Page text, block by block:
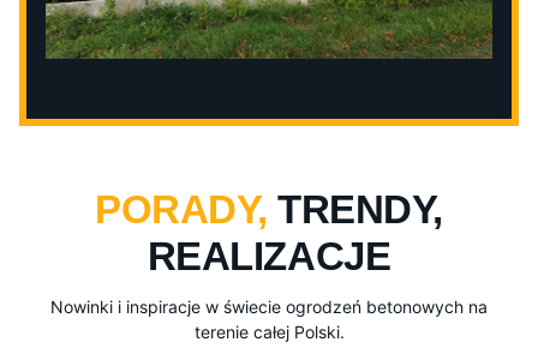
PORADY,TRENDY,
REALIZACJE
Nowinki i inspiracje w świecie ogrodzeń betonowych na
terenie całej Polski.